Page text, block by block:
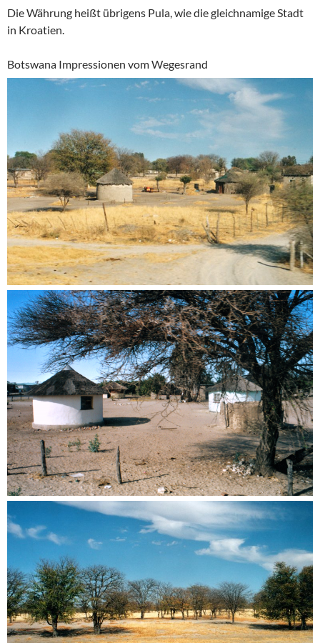
Die Währung heißt übrigens Pula, wie die gleichnamige Stadt
in Kroatien.
Botswana Impressionen vom Wegesrand